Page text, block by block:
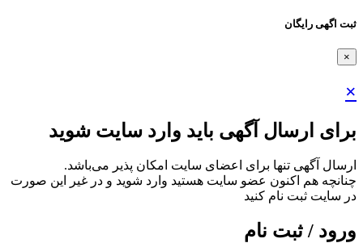
ثبت اگهی رایگان
×
×
برای ارسال آگهی باید وارد سایت شوید
ارسال آگهی تنها برای اعضای سایت امکان پذیر می‌باشد.
چنانچه هم‌ اکنون عضو سایت هستید وارد شوید و در غیر این صورت
در سایت ثبت نام کنید
ورود / ثبت نام